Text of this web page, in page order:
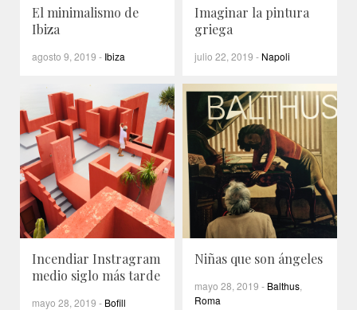
El minimalismo de
Ibiza
agosto 9, 2019 - Ibiza
Imaginar la pintura
griega
julio 22, 2019 - Napoli
Incendiar Instragram
medio siglo más tarde
mayo 28, 2019 - Bofill
Niñas que son ángeles
mayo 28, 2019 - Balthus
Roma